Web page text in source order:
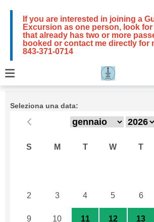
If you are interested in joining a
Excursion as one person, look for
that already has two or more
booked or contact me directly for
843-371-0714
Seleziona una data:
S M T W T
2 3 4 5 6
9 10 11 12 13